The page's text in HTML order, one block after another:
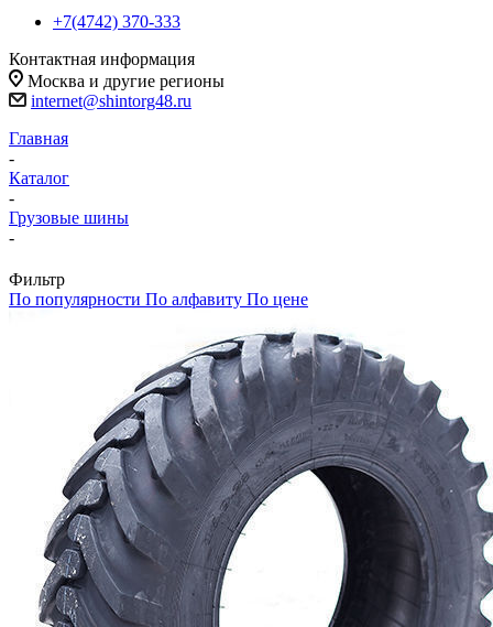
+7(4742) 370-333
Контактная информация
Москва и другие регионы
internet@shintorg48.ru
Главная
-
Каталог
-
Грузовые шины
-
Фильтр
По популярности По алфавиту По цене